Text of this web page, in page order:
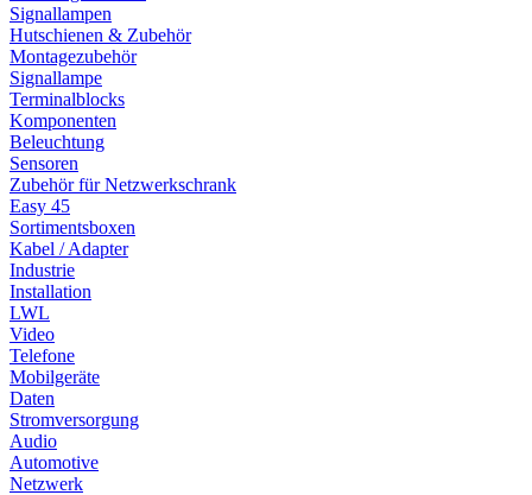
Signallampen
Hutschienen & Zubehör
Montagezubehör
Signallampe
Terminalblocks
Komponenten
Beleuchtung
Sensoren
Zubehör für Netzwerkschrank
Easy 45
Sortimentsboxen
Kabel / Adapter
Industrie
Installation
LWL
Video
Telefone
Mobilgeräte
Daten
Stromversorgung
Audio
Automotive
Netzwerk